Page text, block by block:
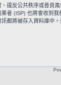
違反公共秩序或善良
者 (ISP) 也將會收到
都將被存入資料庫中